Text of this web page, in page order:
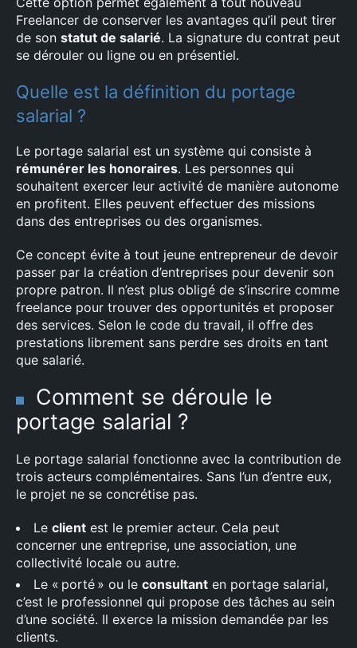
Freelancer de conserver les avantages qu’il peut tirer
de son statut de salarié. La signature du contrat peut
se dérouler ou ligne ou en présentiel.
Quelle est la définition du portage
salarial ?
Le portage salarial est un système qui consiste à
rémunérer les honoraires. Les personnes qui
souhaitent exercer leur activité de manière autonome
en profitent. Elles peuvent effectuer des missions
dans des entreprises ou des organismes.
Ce concept évite à tout jeune entrepreneur de devoir
passer par la création d’entreprises pour devenir son
propre patron. Il n’est plus obligé de s’inscrire comme
freelance pour trouver des opportunités et proposer
des services. Selon le code du travail, il offre des
prestations librement sans perdre ses droits en tant
que salarié.
Comment se déroule le
portage salarial ?
Le portage salarial fonctionne avec la contribution de
trois acteurs complémentaires. Sans l’un d’entre eux,
le projet ne se concrétise pas.
Le client est le premier acteur. Cela peut
concerner une entreprise, une association, une
collectivité locale ou autre.
Le « porté » ou le consultant en portage salarial,
c’est le professionnel qui propose des tâches au sein
d’une société. Il exerce la mission demandée par les
clients.